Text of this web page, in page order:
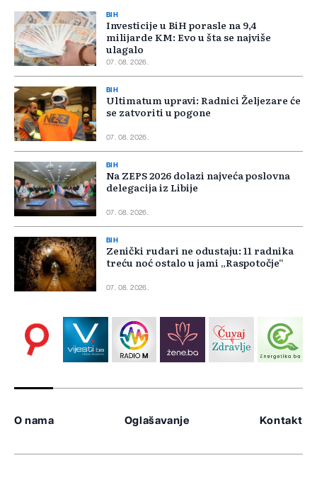
BIH
Investicije u BiH porasle na 9,4
milijarde KM: Evo u šta se najviše
ulagalo
07. 08. 2026.
BIH
Ultimatum upravi: Radnici Željezare će
se zatvoriti u pogone
07. 08. 2026.
BIH
Na ZEPS 2026 dolazi najveća poslovna
delegacija iz Libije
07. 08. 2026.
BIH
Zenički rudari ne odustaju: 11 radnika
treću noć ostalo u jami „Raspotočje“
07. 08. 2026.
O nama Oglašavanje Kontakt